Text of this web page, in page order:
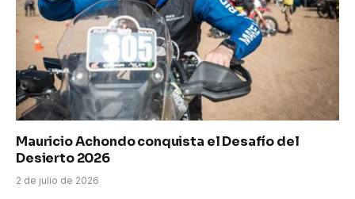
Mauricio Achondo conquista el Desafío del
Desierto 2026
2 de julio de 2026